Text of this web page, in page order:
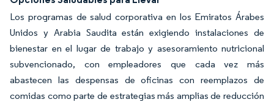
Los programas de salud corporativa en los Emiratos Árabes
Unidos y Arabia Saudita están exigiendo instalaciones de
bienestar en el lugar de trabajo y asesoramiento nutricional
subvencionado, con empleadores que cada vez más
abastecen las despensas de oficinas con reemplazos de
comidas como parte de estrategias más amplias de reducción